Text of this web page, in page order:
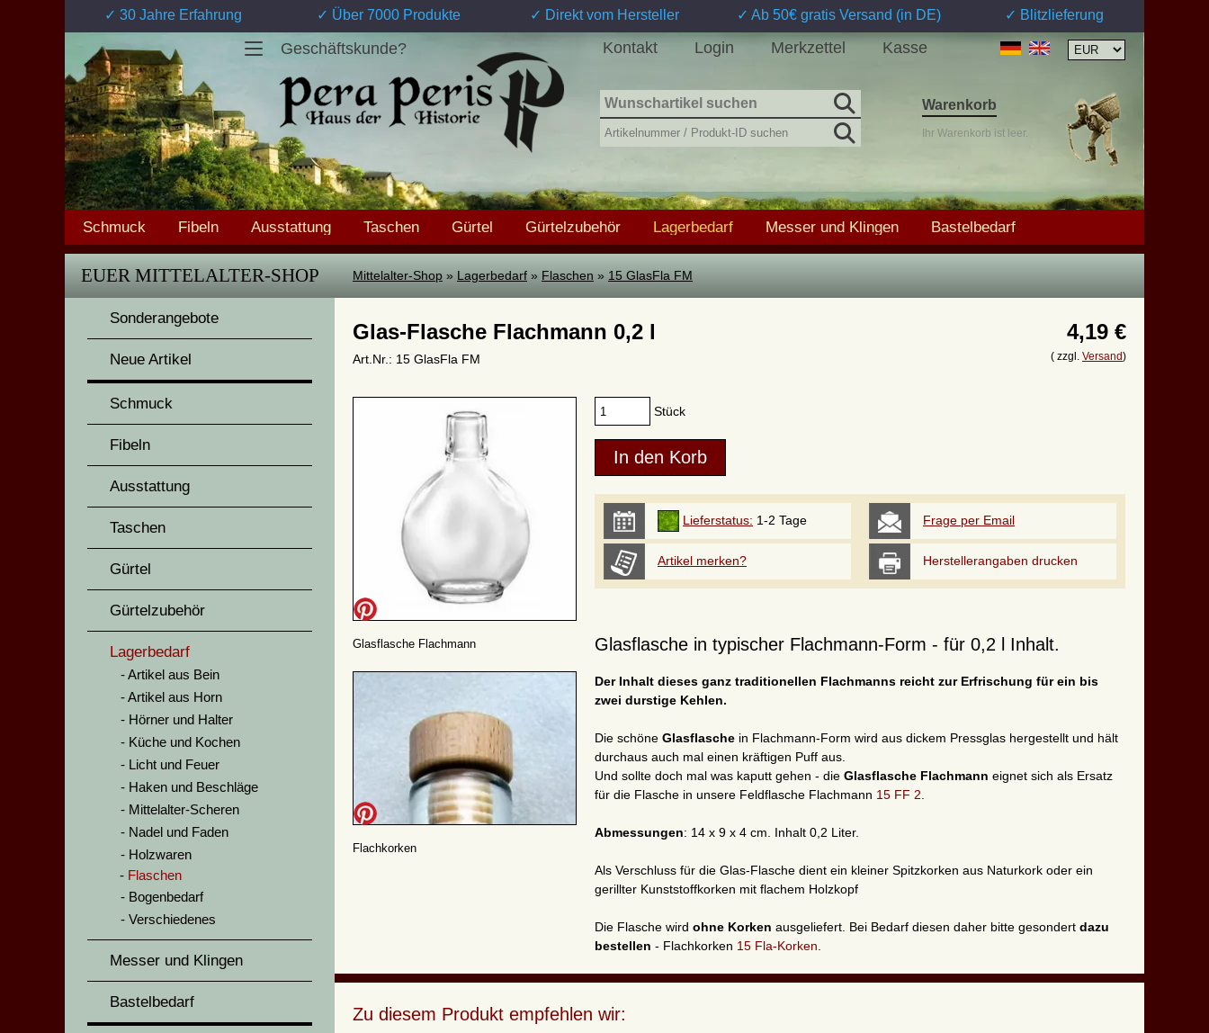
✓ 30 Jahre Erfahrung ✓ Über 7000 Produkte ✓ Direkt vom Hersteller ✓ Ab 50€ gratis Versand (in DE) ✓ Blitzlieferung
Geschäftskunde? Kontakt Login Merkzettel Kasse
Schmuck Fibeln Ausstattung Taschen Gürtel Gürtelzubehör Lagerbedarf Messer und Klingen Bastelbedarf
Warenkorb
Ihr Warenkorb ist leer.
EUER MITTELALTER-SHOP
Sonderangebote
Neue Artikel
Schmuck
Fibeln
Ausstattung
Taschen
Gürtel
Gürtelzubehör
Lagerbedarf
Artikel aus Bein
Artikel aus Horn
Hörner und Halter
Küche und Kochen
Licht und Feuer
Haken und Beschläge
Mittelalter-Scheren
Nadel und Faden
Holzwaren
Flaschen
Bogenbedarf
Verschiedenes
Messer und Klingen
Bastelbedarf
Mittelalter-Shop » Lagerbedarf » Flaschen » 15 GlasFla FM
Glas-Flasche Flachmann 0,2 l
Art.Nr.: 15 GlasFla FM
4,19 €
( zzgl. Versand)
Glasflasche Flachmann
Flachkorken
Stück
Lieferstatus: 1-2 Tage Frage per Email
Artikel merken? Herstellerangaben drucken
Glasflasche in typischer Flachmann-Form - für 0,2 l Inhalt.
Der Inhalt dieses ganz traditionellen Flachmanns reicht zur Erfrischung für ein bis
zwei durstige Kehlen.
Die schöne Glasflasche in Flachmann-Form wird aus dickem Pressglas hergestellt und hält
durchaus auch mal einen kräftigen Puff aus.
Und sollte doch mal was kaputt gehen - die Glasflasche Flachmann eignet sich als Ersatz
für die Flasche in unsere Feldflasche Flachmann 15 FF 2
Abmessungen: 14 x 9 x 4 cm. Inhalt 0,2 Liter.
Als Verschluss für die Glas-Flasche dient ein kleiner Spitzkorken aus Naturkork oder ein
gerillter Kunststoffkorken mit flachem Holzkopf
Die Flasche wird ohne Korken ausgeliefert. Bei Bedarf diesen daher bitte gesondert dazu
bestellen - Flachkorken 15 Fla-Korken
Zu diesem Produkt empfehlen wir: